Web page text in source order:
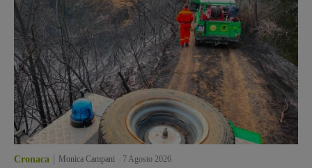
Cronaca Monica Campani 7 Agosto 2026